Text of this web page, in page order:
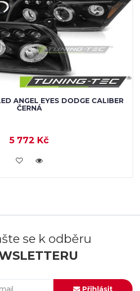
ANGEL EYES DODGE CALIBER
ČERNÁ
5 772 Kč
KOUPIT
se k odběru
Přihlásit